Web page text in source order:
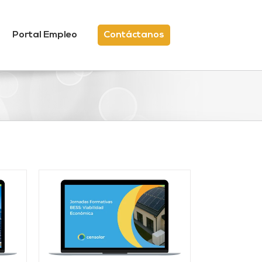
Portal Empleo Contáctanos